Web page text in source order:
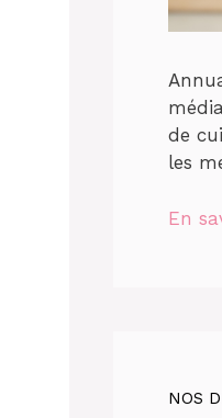
de
les
En
NOS